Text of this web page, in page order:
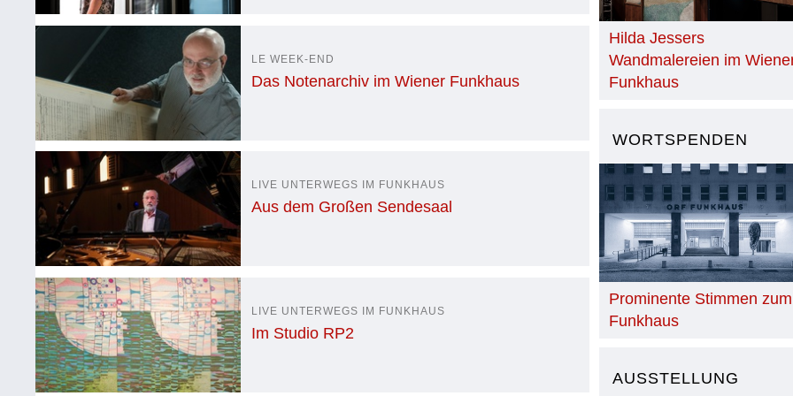
Hilda Jessers
Wandmalereien im
Funkhaus
WORTSPENDEN
Prominente Stimmen zum
Funkhaus
AUSSTELLUNG
LE WEEK-END
Das Notenarchiv im Wiener Funkhaus
LIVE UNTERWEGS IM FUNKHAUS
Aus dem Großen Sendesaal
LIVE UNTERWEGS IM FUNKHAUS
Im Studio RP2